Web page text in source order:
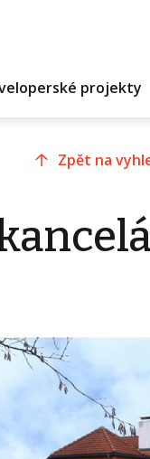
projekty
Zpět na